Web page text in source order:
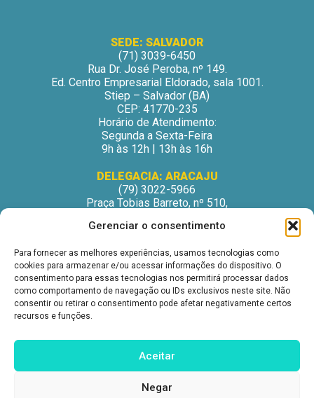
Gerenciar o consentimento
Para fornecer as melhores experiências, usamos tecnologias como
cookies para armazenar e/ou acessar informações do dispositivo. O
consentimento para essas tecnologias nos permitirá processar dados
como comportamento de navegação ou IDs exclusivos neste site. Não
consentir ou retirar o consentimento pode afetar negativamente certos
recursos e funções.
Aceitar
Negar
SEDE: SALVADOR
(71) 3039-6450
Rua Dr. José Peroba, nº 149.
Ed. Centro Empresarial Eldorado, sala 1001.
Stiep – Salvador (BA)
CEP: 41770-235
Horário de Atendimento:
Segunda a Sexta-Feira
9h às 12h | 13h às 16h
DELEGACIA: ARACAJU
(79) 3022-5966
Praça Tobias Barreto, nº 510,
São José – Aracaju/SE
Horário de Atendimento:
Segunda a Sexta-Feira
9h às 12h | 13h às 16h
DELEGACIA: ITABUNA
Avenida Princesa Isabel, nº 395.
Ed. Itabuna Trade Center, sala 914.
São Caetano – Itabuna (BA)
Horário de Atendimento: